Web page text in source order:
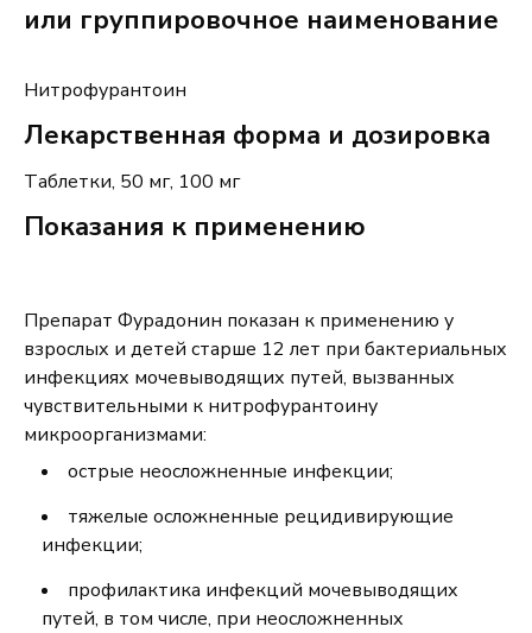
или группировочное наименование
Нитрофурантоин
Лекарственная форма и дозировка
Таблетки, 50 мг, 100 мг
Показания к применению
Препарат Фурадонин показан к применению у
взрослых и детей старше 12 лет при бактериальных
инфекциях мочевыводящих путей, вызванных
чувствительными к нитрофурантоину
микроорганизмами:
острые неосложненные инфекции;
тяжелые осложненные рецидивирующие
инфекции;
профилактика инфекций мочевыводящих
путей, в том числе, при неосложненных